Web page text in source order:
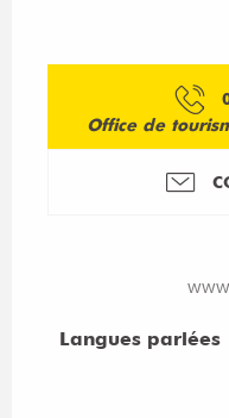
Office de
Langues parlées
Langues parlées